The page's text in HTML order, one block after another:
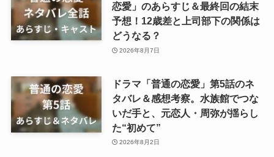
恋愛」のあらすじ＆最終回の結末
予想！12歳差と上司部下の関係は
どうなる？
2026年8月7日
ドラマ「普通の恋愛」第5話のネ
タバレ＆感想考察。水族館でつな
いだ手と、元恋人・周弥が揺らし
た“初めて”
2026年8月2日